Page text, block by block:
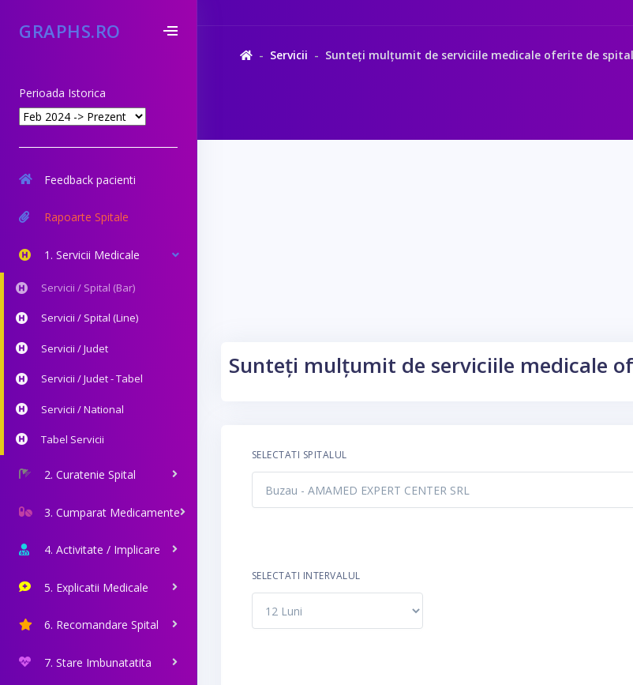
GRAPHS.RO
Perioada Istorica
Feedback pacienti
Rapoarte Spitale
1. Servicii Medicale
Servicii / Spital (Bar)
Servicii / Spital (Line)
Servicii / Judet
Servicii / Judet - Tabel
Servicii / National
Tabel Servicii
2. Curatenie Spital
3. Cumparat Medicamente
4. Activitate / Implicare
5. Explicatii Medicale
6. Recomandare Spital
7. Stare Imbunatatita
Servicii Sunteți mulțumit de serviciile medicale oferite de
Sunteți mulțumit de serviciile medicale
SELECTATI SPITALUL
SELECTATI INTERVALUL